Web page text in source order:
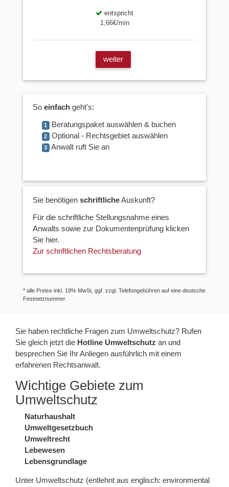
entspricht
1,66€/min
weiter
So einfachgeht's:
1 Beratungspaket auswählen & buchen
2 Optional - Rechtsgebiet auswählen
3 Anwalt ruft Sie an
Sie benötigen schriftlicheAuskunft?
Für die schriftliche Stellungsnahme eines
Anwalts sowie zur Dokumentenprüfung klicken
Sie hier.
Zur schriftlichen Rechtsberatung
* alle Preise inkl. 19% MwSt, ggf. zzgl. Telefongebühren auf eine deutsche
Festnetznummer
Sie haben rechtliche Fragen zum Umweltschutz? Rufen
Sie gleich jetzt die Hotline Umweltschutz an und
besprechen Sie Ihr Anliegen ausführlich mit einem
erfahrenen Rechtsanwalt.
Wichtige Gebiete zum
Umweltschutz
Naturhaushalt
Umweltgesetzbuch
Umweltrecht
Lebewesen
Lebensgrundlage
Unter Umweltschutz (entlehnt aus englisch: environmental